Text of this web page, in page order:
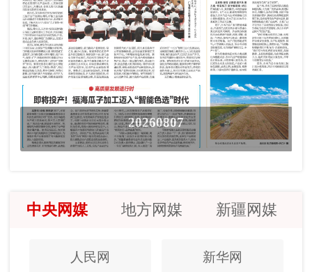
20260807
中央网媒 地方网媒 新疆网媒
人民网 新华网